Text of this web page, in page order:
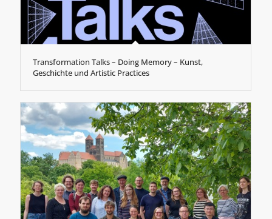
Transformation Talks – Doing Memory – Kunst,
Geschichte und Artistic Practices